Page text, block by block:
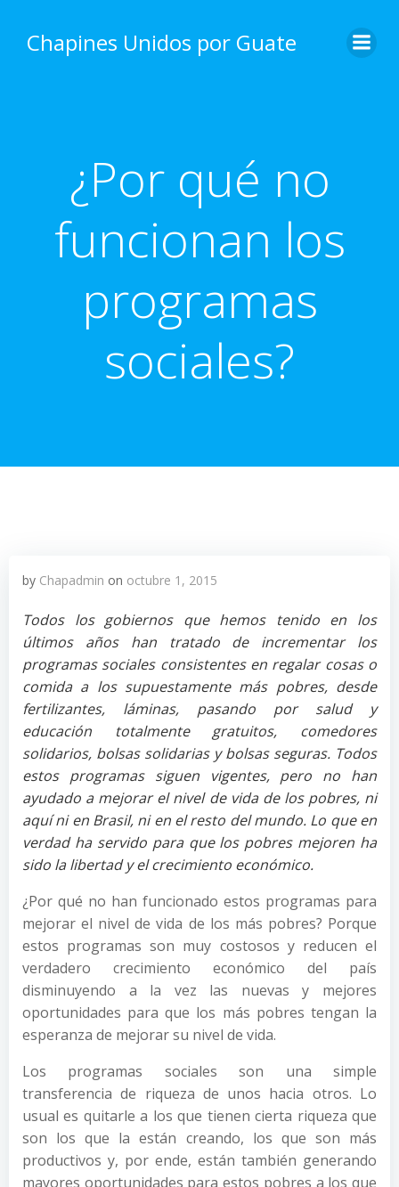
content
Chapines Unidos por Guate
¿Por qué no
funcionan los
programas
sociales?
by Chapadmin on octubre 1, 2015
Todos los gobiernos que hemos tenido en los
últimos años han tratado de incrementar los
programas sociales consistentes en regalar cosas o
comida a los supuestamente más pobres, desde
fertilizantes, láminas, pasando por salud y
educación totalmente gratuitos, comedores
solidarios, bolsas solidarias y bolsas seguras. Todos
estos programas siguen vigentes, pero no han
ayudado a mejorar el nivel de vida de los pobres, ni
aquí ni en Brasil, ni en el resto del mundo. Lo que en
verdad ha servido para que los pobres mejoren ha
sido la libertad y el crecimiento económico.
¿Por qué no han funcionado estos programas para
mejorar el nivel de vida de los más pobres? Porque
estos programas son muy costosos y reducen el
verdadero crecimiento económico del país
disminuyendo a la vez las nuevas y mejores
oportunidades para que los más pobres tengan la
esperanza de mejorar su nivel de vida.
Los programas sociales son una simple
transferencia de riqueza de unos hacia otros. Lo
usual es quitarle a los que tienen cierta riqueza que
son los que la están creando, los que son más
productivos y, por ende, están también generando
mayores oportunidades para estos pobres a los que